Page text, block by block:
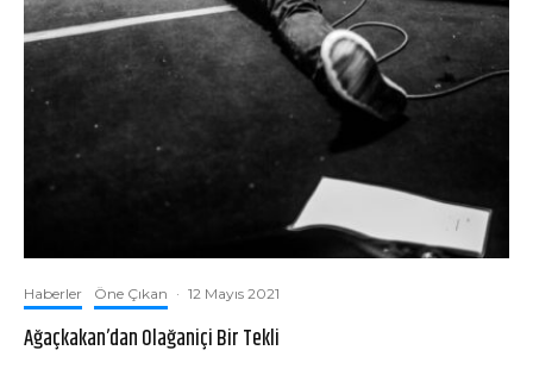
Haberler Öne Çıkan · 12 Mayıs 2021
Ağaçkakan’dan Olağaniçi Bir Tekli